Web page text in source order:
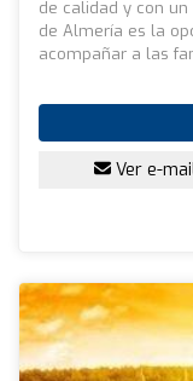
de calidad y con
de Almería es la
acompañar a las
Ver e-